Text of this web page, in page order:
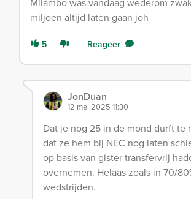
miljoen altijd laten gaan joh
5 Reageer
JonDuan
12 mei 2025 11:30
Dat je nog 25 in de mond durft te
dat ze hem bij NEC nog laten
op basis van gister transfervrij
overnemen. Helaas zoals in 70/
wedstrijden.